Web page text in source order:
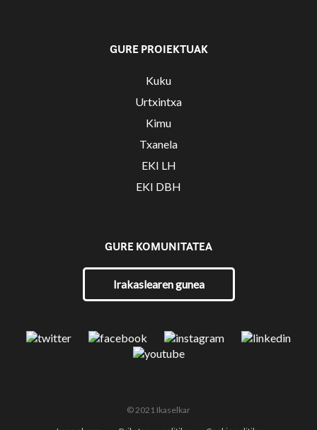
GURE PROIEKTUAK
Kuku
Urtxintxa
Kimu
Txanela
EKI LH
EKI DBH
GURE KOMUNITATEA
Irakaslearen gunea
© 2021 Ikaselkar